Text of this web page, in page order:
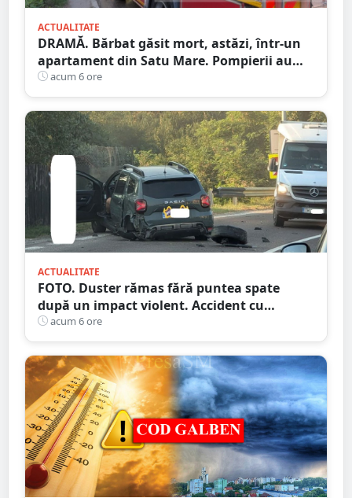
ACTUALITATE
DRAMĂ. Bărbat găsit mort, astăzi, într-un
apartament din Satu Mare. Pompierii au
spart ușa
acum 6 ore
ACTUALITATE
FOTO. Duster rămas fără puntea spate
după un impact violent. Accident cu
implicarea unei mașini din Satu Mare
acum 6 ore